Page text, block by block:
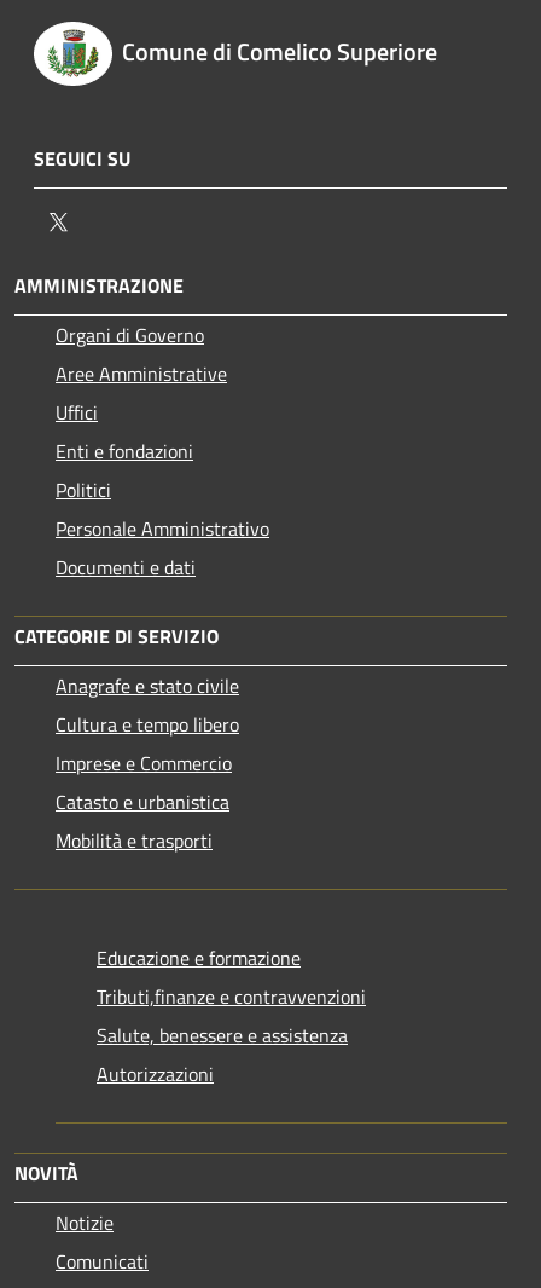
Comune di Comelico Superiore
SEGUICI SU
AMMINISTRAZIONE
Organi di Governo
Aree Amministrative
Uffici
Enti e fondazioni
Politici
Personale Amministrativo
Documenti e dati
CATEGORIE DI SERVIZIO
Anagrafe e stato civile
Cultura e tempo libero
Imprese e Commercio
Catasto e urbanistica
Mobilità e trasporti
Educazione e formazione
Tributi,finanze e contravvenzioni
Salute, benessere e assistenza
Autorizzazioni
NOVITÀ
Notizie
Comunicati